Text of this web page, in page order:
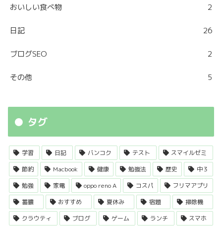
おいしい食べ物 2
日記 26
ブログSEO 2
その他 5
タグ
学習 日記 バンコク テスト
スマイルゼミ
節約
Macbook 健康 勉強法 歴史
中３
勉強
家電 oppo reno A コスパ
フリマアプリ
蓄膿
おすすめ 夏休み 宿題
掃除機
クラウティ
ブログ ゲーム ランチ スマホ